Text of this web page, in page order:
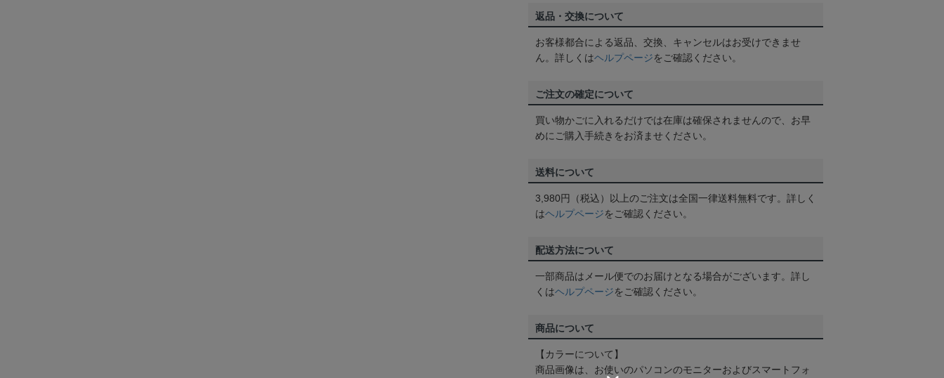
返品・交換について
お客様都合による返品、交換、キャンセルはお受けできませ
ん。詳しくはヘルプページをご確認ください。
ご注文の確定について
買い物かごに入れるだけでは在庫は確保されませんので、お早
めにご購入手続きをお済ませください。
送料について
3,980円（税込）以上のご注文は全国一律送料無料です。詳しく
はヘルプページをご確認ください。
配送方法について
一部商品はメール便でのお届けとなる場合がございます。詳し
くはヘルプページをご確認ください。
商品について
【カラーについて】
商品画像は、お使いのパソコンのモニターおよびスマートフォ